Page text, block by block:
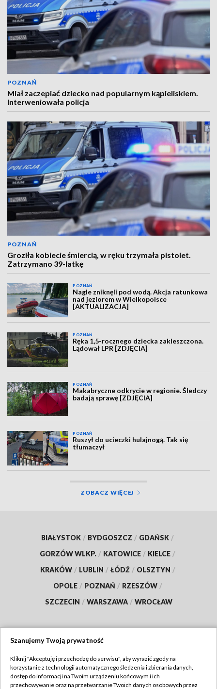
POZNAŃ
Miał zaczepiać dziecko nad popularnym kąpieliskiem.
Interweniowała policja
POZNAŃ
Groziła kobiecie śmiercią, w ręku trzymała pistolet.
Zatrzymano 39-latkę
POZNAŃ
Nagle zniknęli pod wodą. Akcja ratunkowa
nad jeziorem w Wielkopolsce
[AKTUALIZACJA]
POZNAŃ
Ręka 1,5-rocznego dziecka zakleszczona.
Lądował LPR [ZDJĘCIA]
POZNAŃ
Makabryczne odkrycie w regionie. Śledczy
badają sprawę [ZDJĘCIA]
POZNAŃ
Ruszył do ucieczki hulajnogą. Tak się
tłumaczył
ZOBACZ WIĘCEJ
BIAŁYSTOK / BYDGOSZCZ / GDAŃSK /
GORZÓW WLKP. / KATOWICE / KIELCE /
KRAKÓW / LUBLIN / ŁÓDŹ / OLSZTYN /
OPOLE / POZNAŃ / RZESZÓW /
SZCZECIN / WARSZAWA / WROCŁAW
TVP
Abonament TVP
Szanujemy Twoją prywatność
Kliknij "Akceptuję i przechodzę do serwisu", aby wyrazić zgody na
korzystanie z technologii automatycznego śledzenia i zbierania danych,
dostęp do informacji na Twoim urządzeniu końcowym i ich
przechowywanie oraz na przetwarzanie Twoich danych osobowych przez